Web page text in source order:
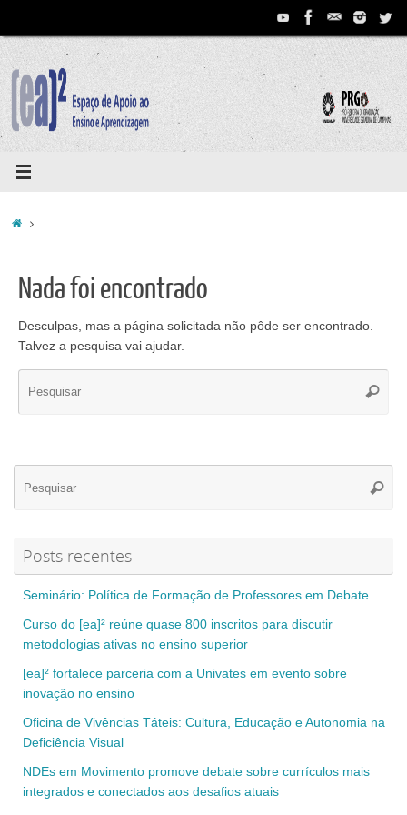
conteúdo
Home
Nada foi encontrado
Desculpas, mas a página solicitada não pôde ser encontrado.
Talvez a pesquisa vai ajudar.
Posts recentes
Seminário: Política de Formação de Professores em Debate
Curso do [ea]² reúne quase 800 inscritos para discutir
metodologias ativas no ensino superior
[ea]² fortalece parceria com a Univates em evento sobre
inovação no ensino
Oficina de Vivências Táteis: Cultura, Educação e Autonomia na
Deficiência Visual
NDEs em Movimento promove debate sobre currículos mais
integrados e conectados aos desafios atuais